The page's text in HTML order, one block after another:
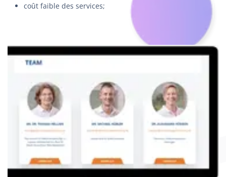
coût faible des services;